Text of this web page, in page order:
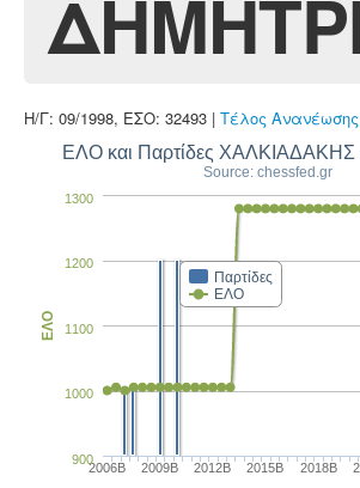
Η/Γ: 09/1998, ΕΣΟ: 32493 | Τέλος Ανανέωσης
ΕΛΟ και Παρτίδες
Source: chessfed.gr
Παρτίδες
ΕΛΟ
2006B 2009B 2012B 2015B 2018B
900
1000
1100
1200
1300
ΕΛΟ